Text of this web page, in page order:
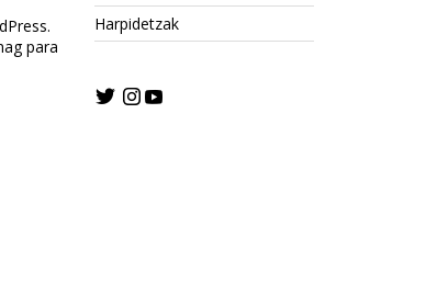
para
Harpidetzak